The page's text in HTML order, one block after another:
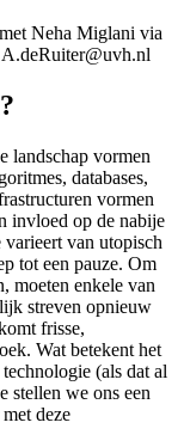
Neha Miglani via
landschap vormen
databases,
vormen
invloed op de nabije
van utopisch
tot een pauze. Om
moeten enkele van
streven opnieuw
frisse,
Wat betekent het
(als dat al
stellen we ons een
deze